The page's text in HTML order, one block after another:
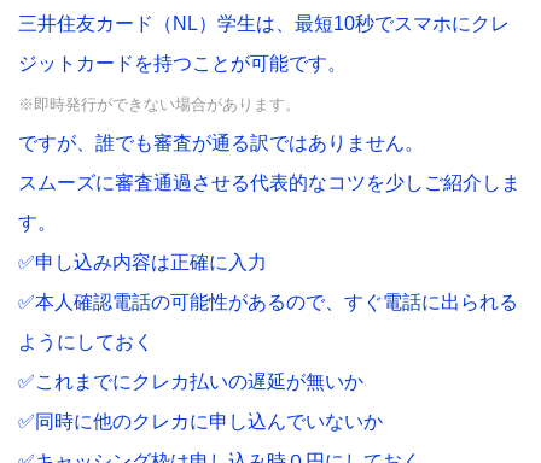
三井住友カード（NL）学生は、最短10秒でスマホにクレ
ジットカードを持つことが可能です。
※即時発行ができない場合があります。
ですが、誰でも審査が通る訳ではありません。
スムーズに審査通過させる代表的なコツを少しご紹介しま
す。
✅申し込み内容は正確に入力
✅本人確認電話の可能性があるので、すぐ電話に出られる
ようにしておく
✅これまでにクレカ払いの遅延が無いか
✅同時に他のクレカに申し込んでいないか